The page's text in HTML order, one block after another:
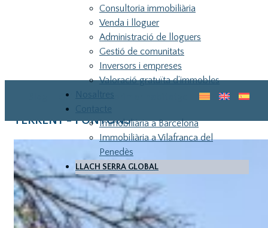
Guia pel teu primer habitatge
Consultoria immobiliària
Venda i lloguer
Administració de lloguers
Gestió de comunitats
Inversors i empreses
Valoració gratuïta d’immobles
Nosaltres
Contacte
Immobiliària a Barcelona
Immobiliària a Vilafranca del
Penedès
LLACH SERRA GLOBAL
TERRENY - PONTONS